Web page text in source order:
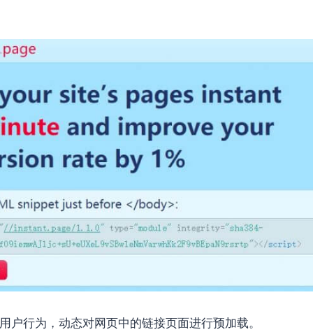
户行为，动态对网页中的链接页面进行预加载。